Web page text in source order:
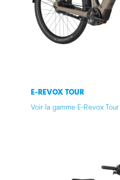
E-REVOX TOUR
Voir la gamme E-Revox Tour